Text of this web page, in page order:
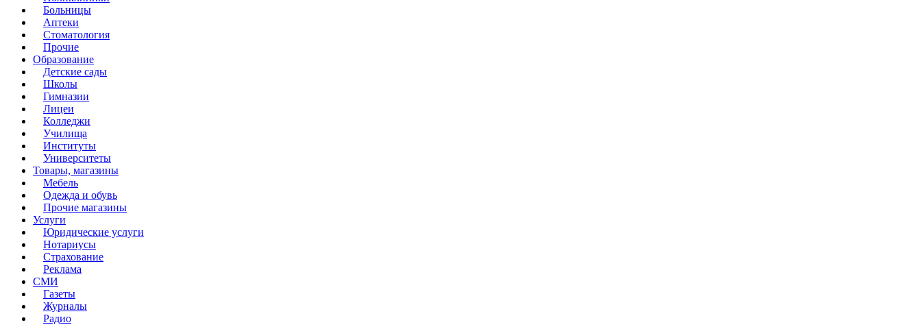
Больницы
Аптеки
Стоматология
Прочие
Образование
Детские сады
Школы
Гимназии
Лицеи
Колледжи
Училища
Институты
Университеты
Товары, магазины
Мебель
Одежда и обувь
Прочие магазины
Услуги
Юридические услуги
Нотариусы
Страхование
Реклама
СМИ
Газеты
Журналы
Радио